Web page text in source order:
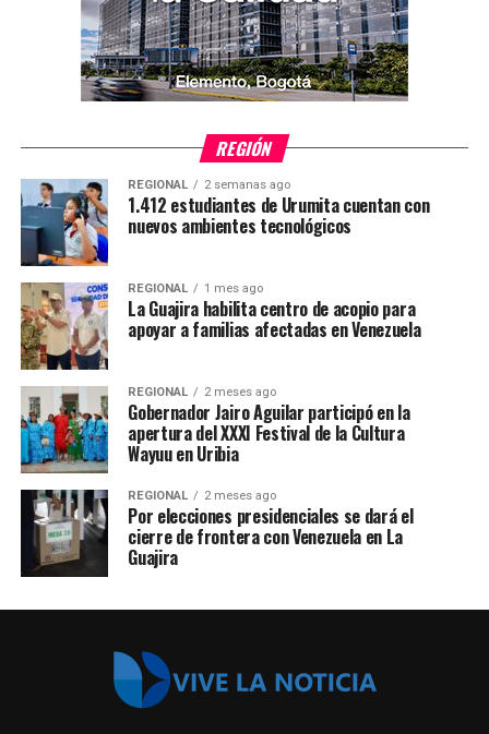
REGIÓN
REGIONAL 2 semanas ago
1.412 estudiantes de Urumita cuentan con
nuevos ambientes tecnológicos
REGIONAL 1 mes ago
La Guajira habilita centro de acopio para
apoyar a familias afectadas en Venezuela
REGIONAL 2 meses ago
Gobernador Jairo Aguilar participó en la
apertura del XXXI Festival de la Cultura
Wayuu en Uribia
REGIONAL 2 meses ago
Por elecciones presidenciales se dará el
cierre de frontera con Venezuela en La
Guajira